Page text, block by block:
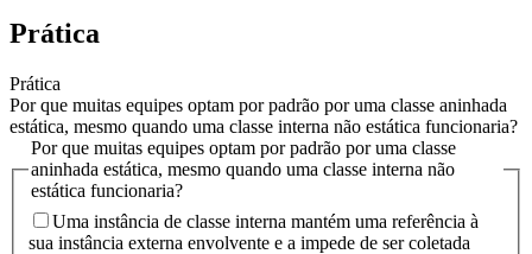
Prática
Prática
Por que muitas equipes optam por padrão por uma classe aninhada
estática, mesmo quando uma classe interna não estática funcionaria?
Por que muitas equipes optam por padrão por uma classe
aninhada estática, mesmo quando uma classe interna não
estática funcionaria?
Uma instância de classe interna mantém uma referência à
sua instância externa envolvente e a impede de ser coletada